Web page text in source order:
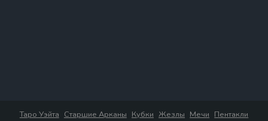
Таро Уэйта Старшие Арканы Кубки Жезлы Мечи Пентакли